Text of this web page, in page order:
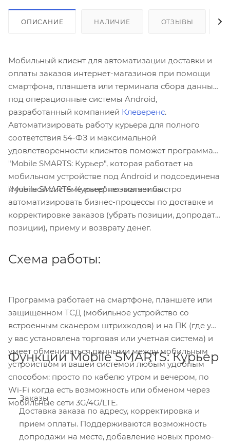
ОПИСАНИЕ НАЛИЧИЕ ОТЗЫВЫ
Мобильный клиент для автоматизации доставки и
оплаты заказов интернет-магазинов при помощи
смартфона, планшета или терминала сбора данных
под операционные системы Android,
разработанный компанией Клеверенс.
Автоматизировать работу курьера для полного
соответствия 54-ФЗ и максимальной
удовлетворенности клиентов поможет программа
"Mobile SMARTS: Курьер", которая работает на
мобильном устройстве под Android и подсоединена
к учетной системе интернет-магазина.
"Mobile SMARTS: Курьер" позволяет быстро
автоматизировать бизнес-процессы по доставке и
корректировке заказов (убрать позиции, допродать
позиции), приему и возврату денег.
Схема работы:
Программа работает на смартфоне, планшете или
защищенном ТСД (мобильное устройство со
встроенным сканером штрихкодов) и на ПК (где уже
у вас установлена торговая или учетная система) и
умеет обмениваться данными между мобильным
устройством и вашей системой любым удобным
способом: просто по кабелю утром и вечером, по
Wi-Fi когда есть возможность или обменом через
мобильные сети 3G/4G/LTE.
Функции Mobile SMARTS: Курьер
Заказы
Доставка заказа по адресу, корректировка и
прием оплаты. Поддерживаются возможность
допродажи на месте, добавление новых промо-